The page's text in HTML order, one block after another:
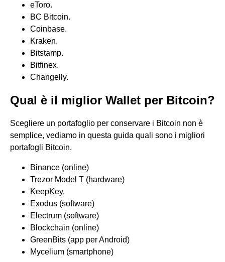
eToro.
BC Bitcoin.
Coinbase.
Kraken.
Bitstamp.
Bitfinex.
Changelly.
Qual è il miglior Wallet per Bitcoin?
Scegliere un portafoglio per conservare i Bitcoin non è
semplice, vediamo in questa guida quali sono i migliori
portafogli Bitcoin.
Binance (online)
Trezor Model T (hardware)
KeepKey.
Exodus (software)
Electrum (software)
Blockchain (online)
GreenBits (app per Android)
Mycelium (smartphone)